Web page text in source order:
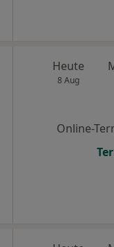
Heute
8 Aug
Online-